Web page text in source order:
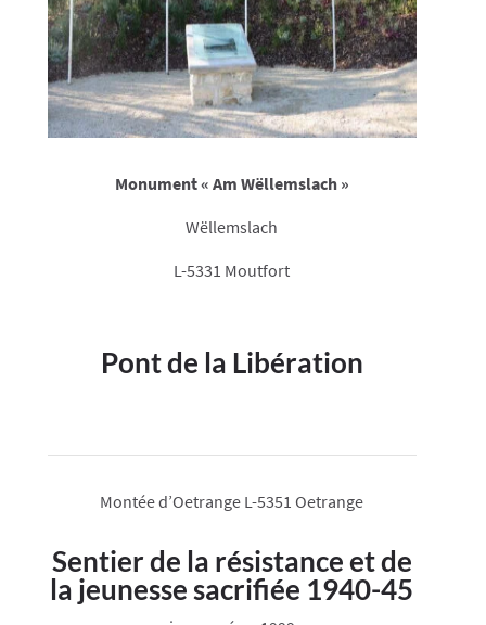
Monument « Am Wëllemslach »
Wëllemslach
L-5331 Moutfort
Pont de la Libération
Montée d’Oetrange L-5351 Oetrange
Sentier de la résistance et de
la jeunesse sacrifiée 1940-45